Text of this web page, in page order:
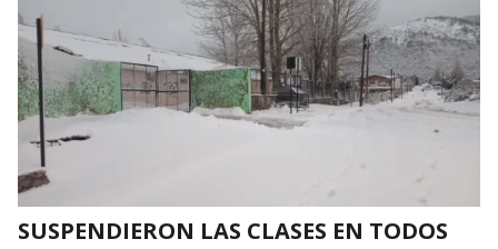
SUSPENDIERON LAS CLASES EN TODOS